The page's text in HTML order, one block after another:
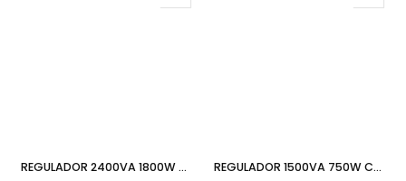
REGULADOR 2400VA 1800W CDP R-AVR2408 8C 11M DE GARANTIA REGULADOR 1500VA 750W CYBERPOWER CL1500VR 8C 11M DE GARANTIA